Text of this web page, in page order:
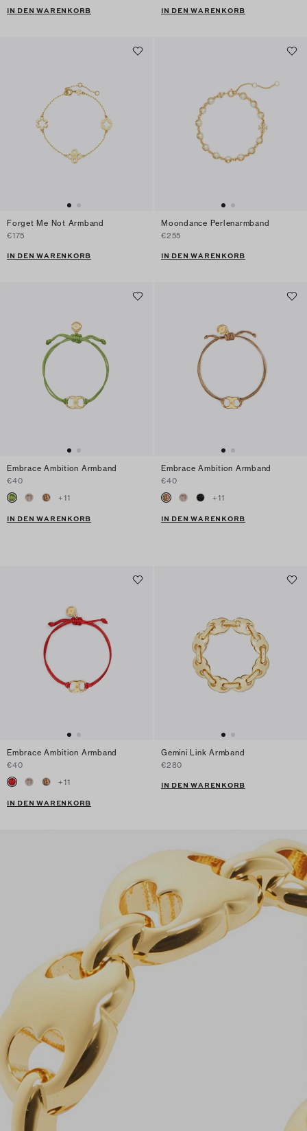
IN DEN WARENKORB IN DEN WARENKORB
Forget Me Not Armband
€175
IN DEN WARENKORB
Moondance Perlenarmband
€255
IN DEN WARENKORB
Embrace Ambition Armband
€40
+11
IN DEN WARENKORB
Embrace Ambition Armband
€40
+11
IN DEN WARENKORB
Embrace Ambition Armband
€40
+11
IN DEN WARENKORB
Gemini Link Armband
€280
IN DEN WARENKORB